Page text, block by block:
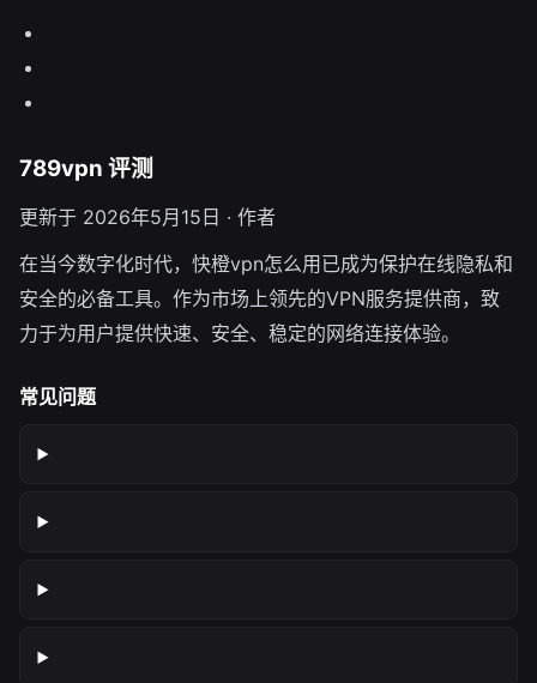
789vpn 评测
更新于 2026年5月15日 · 作者
在当今数字化时代，快橙vpn怎么用已成为保护在线隐私和
安全的必备工具。作为市场上领先的VPN服务提供商，致
力于为用户提供快速、安全、稳定的网络连接体验。
常见问题